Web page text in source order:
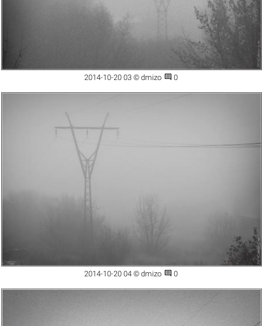
2014-10-20 03 © dmizo  0
2014-10-20 04 © dmizo  0